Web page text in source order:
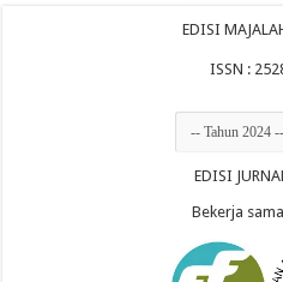
EDISI
ISSN :
EDISI
Bekerja